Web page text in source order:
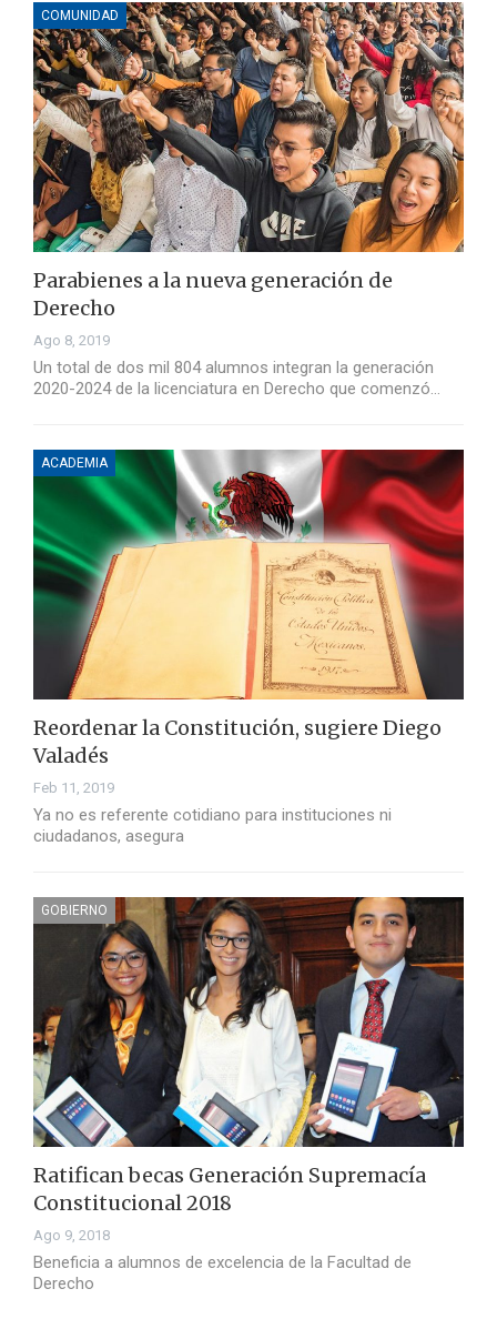
COMUNIDAD
Parabienes a la nueva generación de
Derecho
Ago 8, 2019
Un total de dos mil 804 alumnos integran la generación
2020-2024 de la licenciatura en Derecho que comenzó…
ACADEMIA
Reordenar la Constitución, sugiere Diego
Valadés
Feb 11, 2019
Ya no es referente cotidiano para instituciones ni
ciudadanos, asegura
GOBIERNO
Ratifican becas Generación Supremacía
Constitucional 2018
Ago 9, 2018
Beneficia a alumnos de excelencia de la Facultad de
Derecho